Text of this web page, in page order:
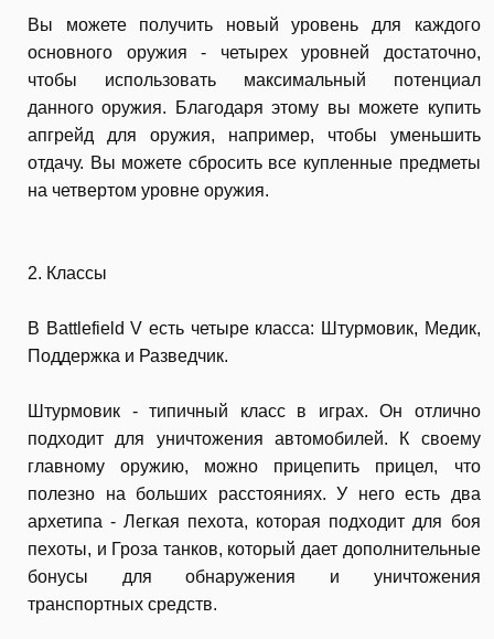
Вы можете получить новый уровень для каждого
основного оружия - четырех уровней достаточно,
чтобы использовать максимальный потенциал
данного оружия. Благодаря этому вы можете купить
апгрейд для оружия, например, чтобы уменьшить
отдачу. Вы можете сбросить все купленные предметы
на четвертом уровне оружия.
2. Классы
В Battlefield V есть четыре класса: Штурмовик, Медик,
Поддержка и Разведчик.
Штурмовик - типичный класс в играх. Он отлично
подходит для уничтожения автомобилей. К своему
главному оружию, можно прицепить прицел, что
полезно на больших расстояниях. У него есть два
архетипа - Легкая пехота, которая подходит для боя
пехоты, и Гроза танков, который дает дополнительные
бонусы для обнаружения и уничтожения
транспортных средств.